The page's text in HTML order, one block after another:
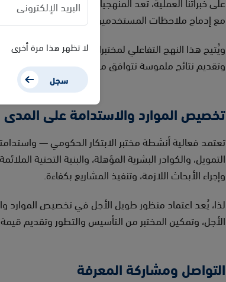
مع إدماج ملاحظات المستخدمين بشكل مستمر.
ويُتيح هذا النهج التفاعلي لمختبرات الابتكار الاستجابة
وتقديم نتائج ملموسة تتوافق مع احتياجات المواطنين
تخصيص الموارد والاستدامة على المدى
تعتمد فعالية أنشطة مختبر الابتكار الحكومي —
التمويل، والكوادر البشرية المؤهلة، والبنية التحتية
وإجراء الأبحاث اللازمة، وتنفيذ المشاريع بكفاءة.
لذا، يُعد اعتماد منظور طويل الأجل في تخصيص الموارد
الأجل، وتمكين المختبر من التأسيس والتطور وتقديم
التواصل ومشاركة المعرفة
لا تظهر هذا مرة أخرى
سجل